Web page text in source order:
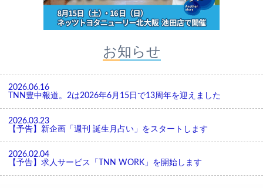
お知らせ
2026.06.16
TNN豊中報道。2は2026年6月15日で13周年を迎えました
2026.03.23
【予告】新企画「週刊 誕生月占い」をスタートします
2026.02.04
【予告】求人サービス「TNN WORK」を開始します